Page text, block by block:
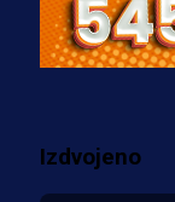
za
Više vijesti
Izdvojeno